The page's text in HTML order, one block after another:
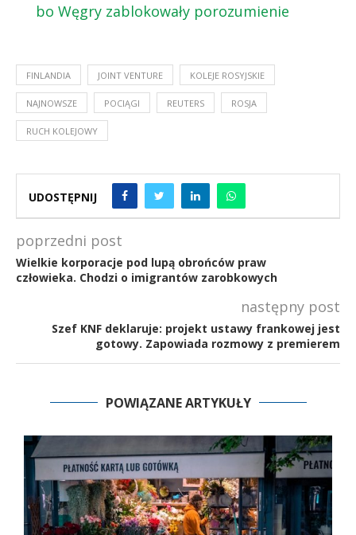
bo Węgry zablokowały porozumienie
FINLANDIA JOINT VENTURE KOLEJE ROSYJSKIE
NAJNOWSZE POCIĄGI REUTERS ROSJA
RUCH KOLEJOWY
UDOSTĘPNIJ
poprzedni post
Wielkie korporacje pod lupą obrońców praw
człowieka. Chodzi o imigrantów zarobkowych
następny post
Szef KNF deklaruje: projekt ustawy frankowej jest
gotowy. Zapowiada rozmowy z premierem
POWIĄZANE ARTYKUŁY